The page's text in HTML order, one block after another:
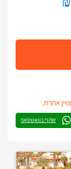
שתף בוואטסאפ